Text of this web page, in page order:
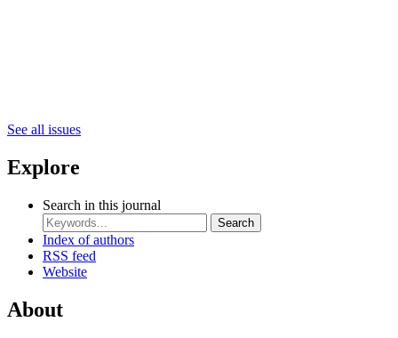
See all issues
Explore
Search in this journal
Search
Index of authors
RSS feed
Website
About